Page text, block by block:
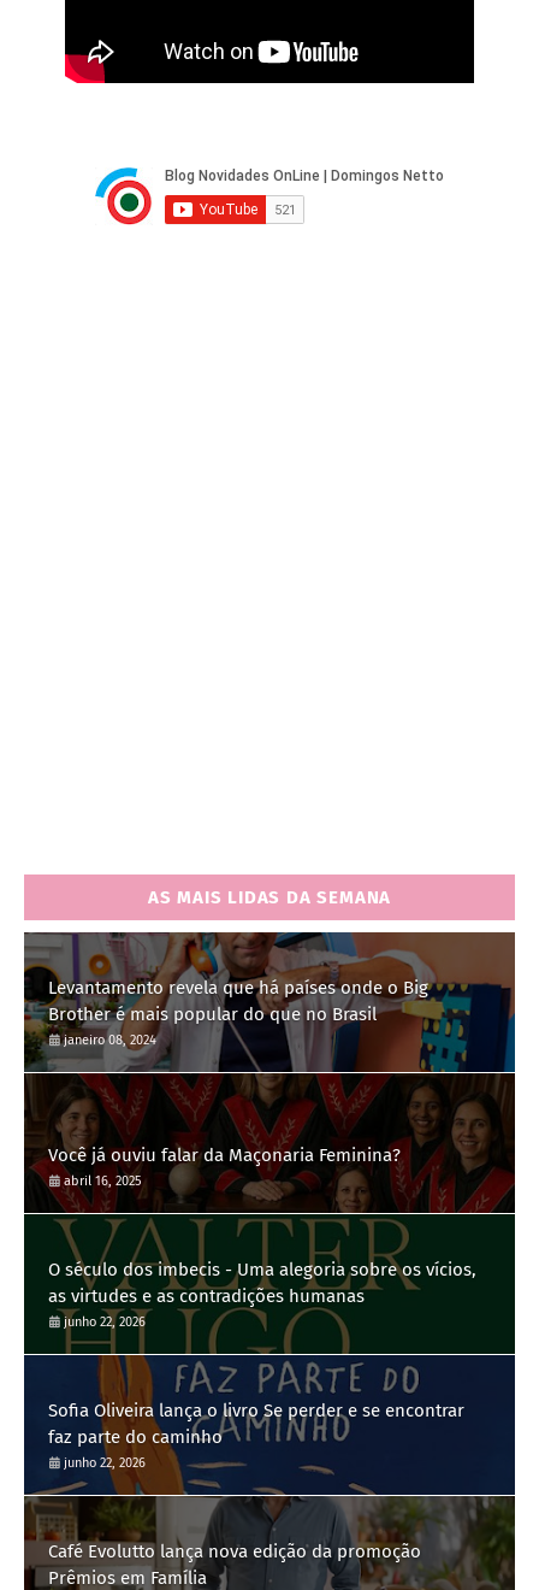
AS MAIS LIDAS DA SEMANA
Levantamento revela que há países onde o Big
Brother é mais popular do que no Brasil
janeiro 08, 2024
Você já ouviu falar da Maçonaria Feminina?
abril 16, 2025
O século dos imbecis - Uma alegoria sobre os vícios,
as virtudes e as contradições humanas
junho 22, 2026
Sofia Oliveira lança o livro Se perder e se encontrar
faz parte do caminho
junho 22, 2026
Café Evolutto lança nova edição da promoção
Prêmios em Família